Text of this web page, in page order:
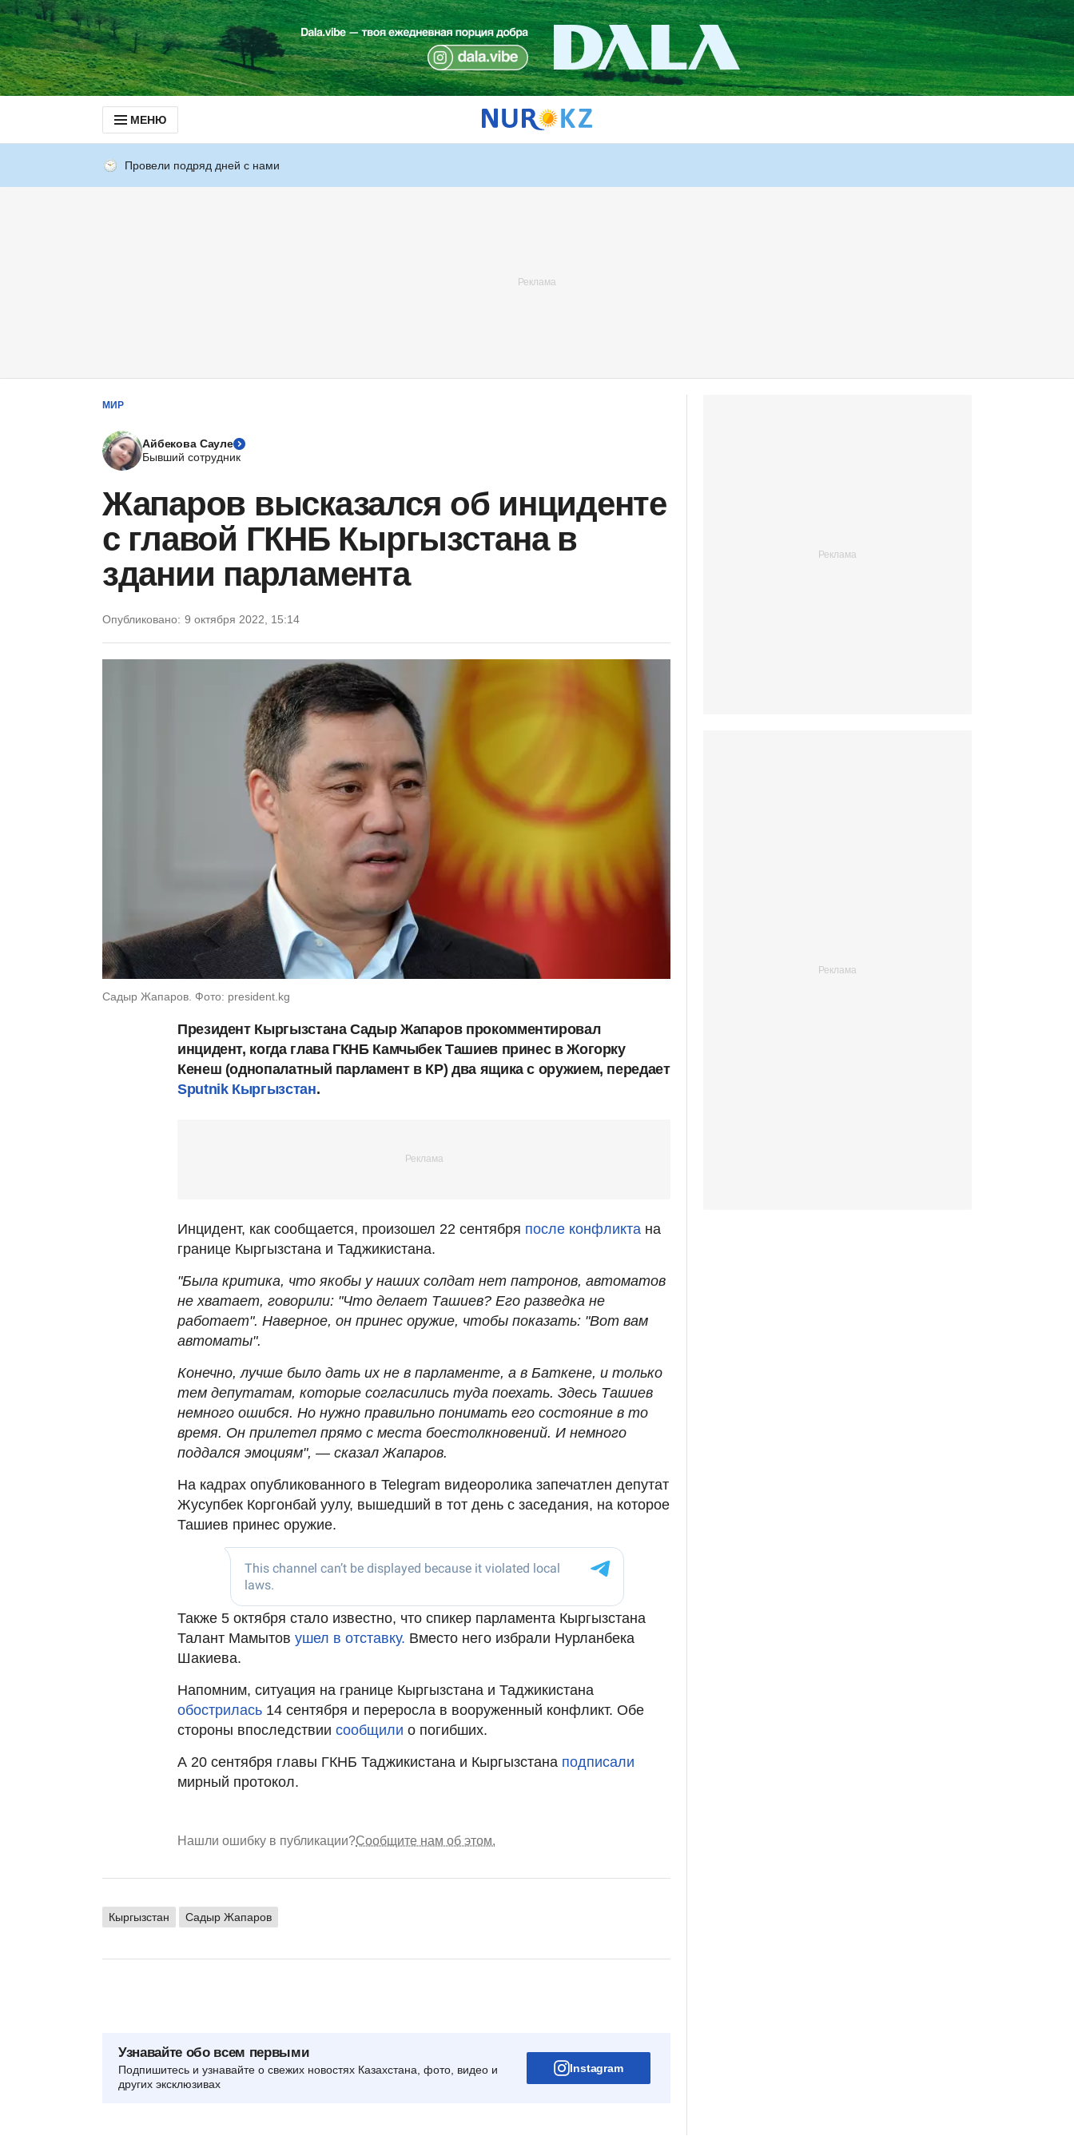
МЕНЮ
Провели подряд дней с нами
МИР
Айбекова Сауле
Бывший сотрудник
Жапаров высказался об инциденте
с главой ГКНБ Кыргызстана в
здании парламента
Опубликовано: 9 октября 2022, 15:14
Садыр Жапаров. Фото: president.kg
Президент Кыргызстана Садыр Жапаров прокомментировал
инцидент, когда глава ГКНБ Камчыбек Ташиев принес в Жогорку
Кенеш (однопалатный парламент в КР) два ящика с оружием, передает
Sputnik Кыргызстан.
Инцидент, как сообщается, произошел 22 сентября после конфликта на
границе Кыргызстана и Таджикистана.
"Была критика, что якобы у наших солдат нет патронов, автоматов
не хватает, говорили: "Что делает Ташиев? Его разведка не
работает". Наверное, он принес оружие, чтобы показать: "Вот вам
автоматы".
Конечно, лучше было дать их не в парламенте, а в Баткене, и только
тем депутатам, которые согласились туда поехать. Здесь Ташиев
немного ошибся. Но нужно правильно понимать его состояние в то
время. Он прилетел прямо с места боестолкновений. И немного
поддался эмоциям", — сказал Жапаров.
На кадрах опубликованного в Telegram видеоролика запечатлен депутат
Жусупбек Коргонбай уулу, вышедший в тот день с заседания, на которое
Ташиев принес оружие.
Также 5 октября стало известно, что спикер парламента Кыргызстана
Талант Мамытов ушел в отставку. Вместо него избрали Нурланбека
Шакиева.
Напомним, ситуация на границе Кыргызстана и Таджикистана
обострилась 14 сентября и переросла в вооруженный конфликт. Обе
стороны впоследствии сообщили о погибших.
А 20 сентября главы ГКНБ Таджикистана и Кыргызстана подписали
мирный протокол.
Нашли ошибку в публикации?Сообщите нам об этом.
Кыргызстан Садыр Жапаров
Узнавайте обо всем первыми
Подпишитесь и узнавайте о свежих новостях Казахстана, фото, видео и
других эксклюзивах
Instagram